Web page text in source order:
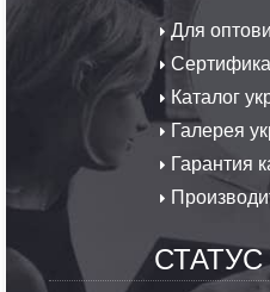
Для
Каталог
Галерея
Гарантия